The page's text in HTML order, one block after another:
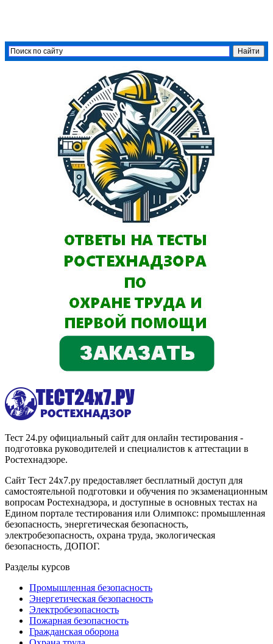
Тест 24.ру официальный сайт для онлайн тестирования -
подготовка руководителей и специалистов к аттестации в
Ростехнадзоре.
Сайт Тест 24х7.ру предоставляет бесплатный доступ для
самостоятельной подготовки и обучения по экзаменационным
вопросам Ростехнадзора, и доступные в основных тестах на
Едином портале тестирования или Олимпокс: промышленная
безопасность, энергетическая безопасность,
электробезопасность, охрана труда, экологическая
безопасность, ДОПОГ.
Разделы курсов
Промышленная безопасность
Энергетическая безопасность
Электробезопасность
Пожарная безопасность
Гражданская оборона